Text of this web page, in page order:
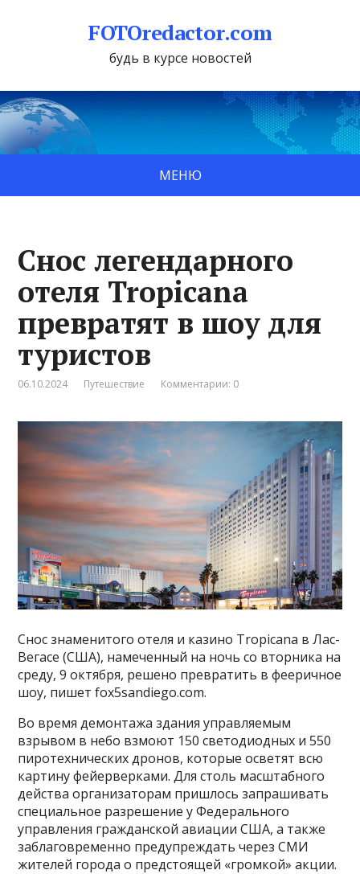
FOTOredactor.com
будь в курсе новостей
МЕНЮ
Снос легендарного
отеля Tropicana
превратят в шоу для
туристов
06.10.2024 Путешествие Комментарии: 0
Снос знаменитого отеля и казино Tropicana в Лас-
Вегасе (США), намеченный на ночь со вторника на
среду, 9 октября, решено превратить в фееричное
шоу, пишет fox5sandiego.com.
Во время демонтажа здания управляемым
взрывом в небо взмоют 150 светодиодных и 550
пиротехнических дронов, которые осветят всю
картину фейерверками. Для столь масштабного
действа организаторам пришлось запрашивать
специальное разрешение у Федерального
управления гражданской авиации США, а также
заблаговременно предупреждать через СМИ
жителей города о предстоящей «громкой» акции.